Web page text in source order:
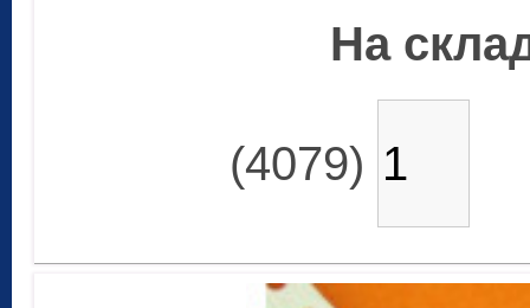
На
(4079)